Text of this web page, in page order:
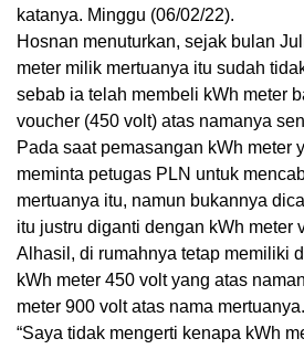
katanya. Minggu (06/02/22).
Hosnan menuturkan, sejak bulan
meter milik mertuanya itu sudah
sebab ia telah membeli kWh meter
voucher (450 volt) atas namanya
Pada saat pemasangan kWh meter
meminta petugas PLN untuk
mertuanya itu, namun bukannya
itu justru diganti dengan kWh meter
Alhasil, di rumahnya tetap memiliki
kWh meter 450 volt yang atas
meter 900 volt atas nama mertuanya.
“Saya tidak mengerti kenapa kWh